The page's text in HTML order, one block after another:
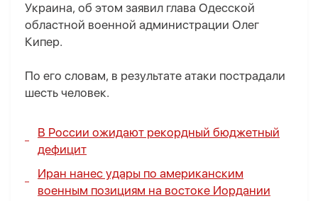
Украина, об этом заявил глава Одесской
областной военной администрации Олег
Кипер.
По его словам, в результате атаки пострадали
шесть человек.
В России ожидают рекордный бюджетный
дефицит
Иран нанес удары по американским
военным позициям на востоке Иордании